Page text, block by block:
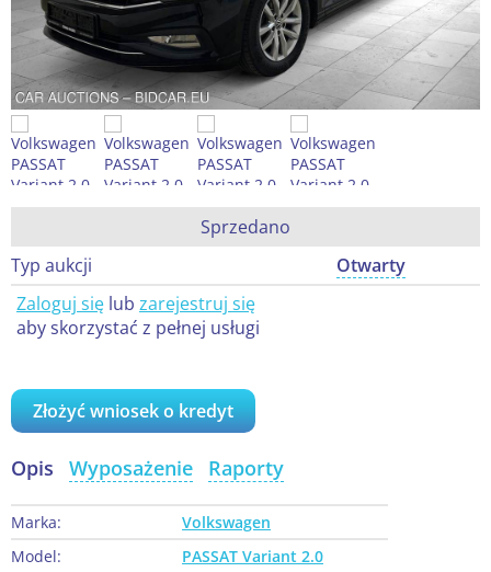
Sprzedano
Typ aukcji
Otwarty
Zaloguj się lub zarejestruj się
aby skorzystać z pełnej usługi
Złożyć wniosek o kredyt
Opis Wyposażenie Raporty
Marka:
Volkswagen
Model:
PASSAT Variant 2.0